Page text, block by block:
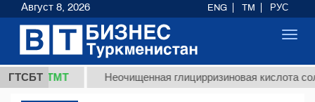
ГТСБТ
ТМТ Неочищенная глицирризиновая кислота
Август 8, 2026 ENG TM РУС